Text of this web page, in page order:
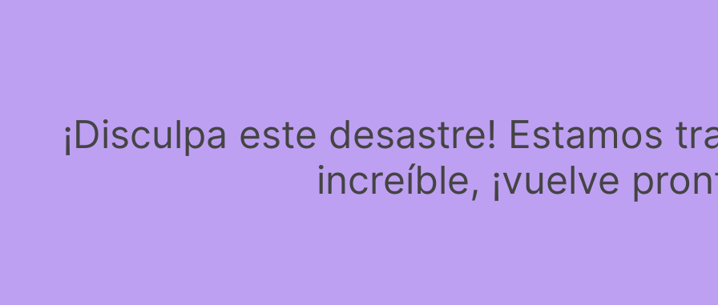
¡Disculpa este desastre! Estamos
increíble, ¡vuelve